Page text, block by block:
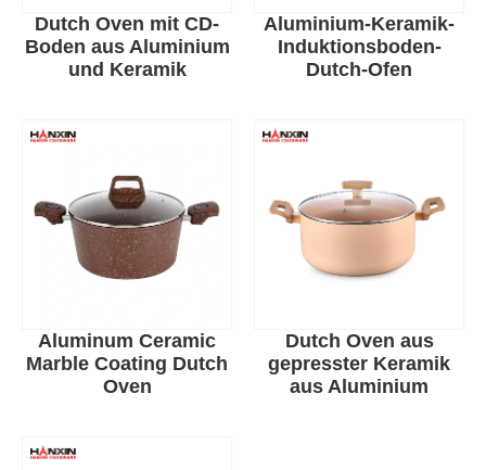
Dutch Oven mit CD-
Boden aus Aluminium
und Keramik
Aluminium-Keramik-
Induktionsboden-
Dutch-Ofen
Aluminum Ceramic
Marble Coating Dutch
Oven
Dutch Oven aus
gepresster Keramik
aus Aluminium